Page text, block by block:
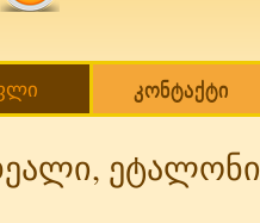
კონტაქტი
ეტალონი